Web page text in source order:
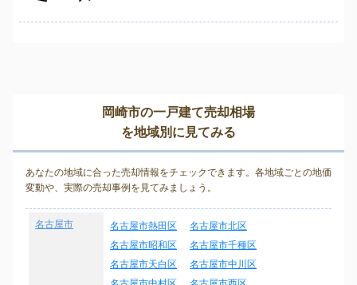
岡崎市の一戸建て売却相場
を地域別に見てみる
あなたの地域に合った売却情報をチェックできます。各地域ごとの地価
変動や、実際の売却事例を見てみましょう。
名古屋市 名古屋市熱田区
名古屋市北区
名古屋市昭和区
名古屋市千種区
名古屋市天白区
名古屋市中川区